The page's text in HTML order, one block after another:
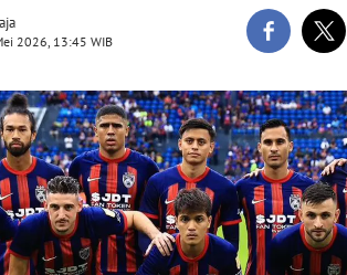
2026, 13:45 WIB